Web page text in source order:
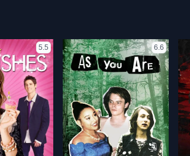
5.5 6.6